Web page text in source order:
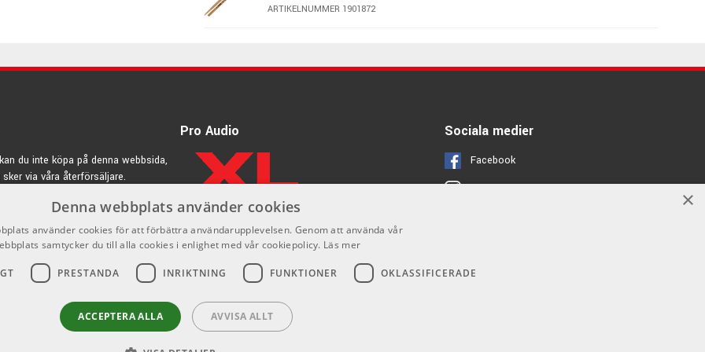
tillverkade i av finaste hickory & noga kontrollerade så
trumsetsspel, modeller i Lönn, marchingstockar, modeller
mallets till alla tänkbara instrument & massor av tillbehör &
ARTIKELNUMMER 1901872
Vic Firth 7A Vic Grip med trädruva
ARTIKELNUMMER 1900270
du inte köpa på denna webbsida,
via våra återförsäljare.
Pro Audio Sociala medier
Facebook
Instagram ×
Denna webbplats använder cookies
använder cookies för att förbättra användarupplevelsen. Genom att använda vår
samtycker du till alla cookies i enlighet med vår cookiepolicy. Läs mer
PRESTANDA INRIKTNING FUNKTIONER OKLASSIFICERADE
ACCEPTERA ALLA AVVISA ALLT